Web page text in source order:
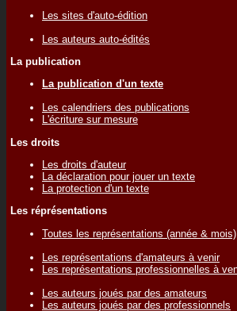
Les sites d'auto-édition
Les auteurs auto-édités
La publication
La publication d'un texte
Les calendriers des publications
L'écriture sur mesure
Les droits
Les droits d'auteur
La déclaration pour jouer un texte
La protection d'un texte
Les réprésentations
Toutes les représentations (année & mois)
Les représentations d'amateurs à venir
Les représentations professionnelles à
Les auteurs joués par des amateurs
Les auteurs joués par des professionnels